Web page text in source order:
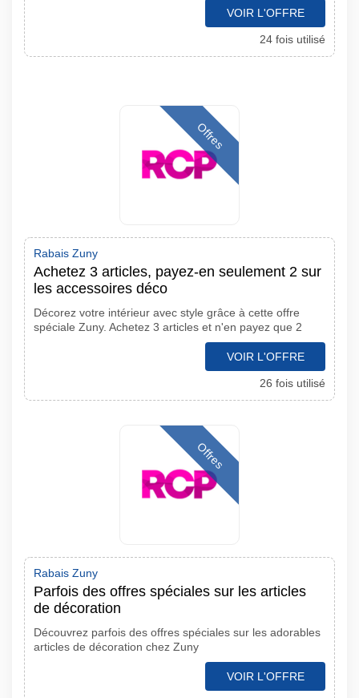
VOIR L'OFFRE
24 fois utilisé
Offres
Rabais Zuny
Achetez 3 articles, payez-en seulement 2 sur
les accessoires déco
Décorez votre intérieur avec style grâce à cette offre
spéciale Zuny. Achetez 3 articles et n'en payez que 2
VOIR L'OFFRE
26 fois utilisé
Offres
Rabais Zuny
Parfois des offres spéciales sur les articles
de décoration
Découvrez parfois des offres spéciales sur les adorables
articles de décoration chez Zuny
VOIR L'OFFRE